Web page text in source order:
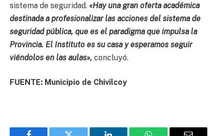
sistema de seguridad. «Hay una gran oferta académica
destinada a profesionalizar las acciones del sistema de
seguridad pública, que es el paradigma que impulsa la
Provincia. El Instituto es su casa y esperamos seguir
viéndolos en las aulas», concluyó.
FUENTE: Municipio de Chivilcoy